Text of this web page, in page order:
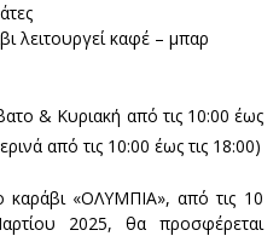
λειτουργεί καφέ – μπαρ
& Κυριακή από τις 10:00 έως
από τις 10:00 έως τις 18:00)
«ΟΛΥΜΠΙΑ», από τις 10
2025, θα προσφέρεται